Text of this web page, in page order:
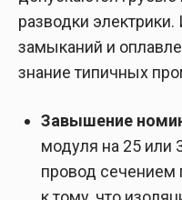
разводки
замыканий и
знание типичных
Завышение
модуля на 25 или
провод сечением